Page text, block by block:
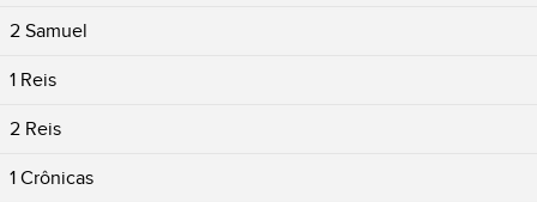
2 Samuel
1 Reis
2 Reis
1 Crônicas